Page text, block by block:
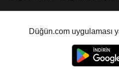
Düğün.com uygulaması